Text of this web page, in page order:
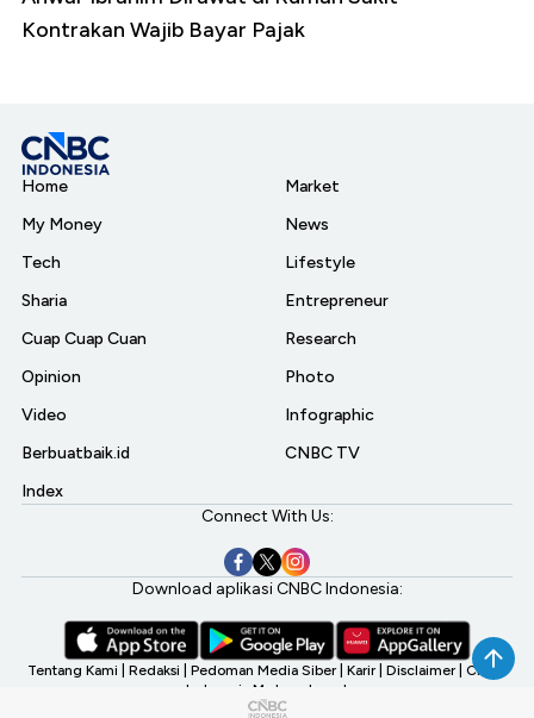
Kontrakan Wajib Bayar Pajak
Home
My Money
Tech
Sharia
Cuap Cuap Cuan
Opinion
Video
Berbuatbaik.id
Index
Market
News
Lifestyle
Entrepreneur
Research
Photo
Infographic
CNBC TV
Connect With Us:
Download aplikasi CNBC Indonesia:
Tentang Kami Redaksi Pedoman Media Siber Karir Disclaimer CNBC
Indonesia My Investment
©2026 CNBC Indonesia, A Transmedia Company